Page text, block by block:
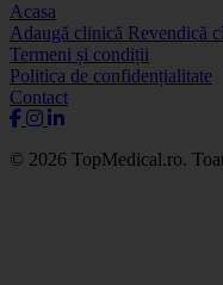
Acasa
Adaugă clinică Revendică
Termeni și condiții
Politica de confidențialitate
Contact
© 2026 TopMedical.ro.